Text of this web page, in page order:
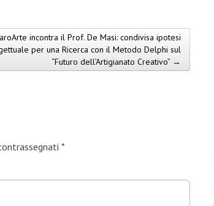
incontra il Prof. De Masi: condivisa ipotesi
per una Ricerca con il Metodo Delphi sul
“Futuro dell’Artigianato Creativo” →
*